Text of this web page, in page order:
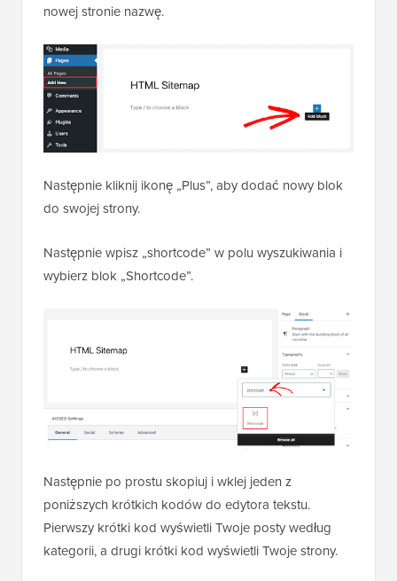
nowej stronie nazwę.
Następnie kliknij ikonę „Plus”, aby dodać nowy blok
do swojej strony.
Następnie wpisz „shortcode” w polu wyszukiwania i
wybierz blok „Shortcode”.
Następnie po prostu skopiuj i wklej jeden z
poniższych krótkich kodów do edytora tekstu.
Pierwszy krótki kod wyświetli Twoje posty według
kategorii, a drugi krótki kod wyświetli Twoje strony.